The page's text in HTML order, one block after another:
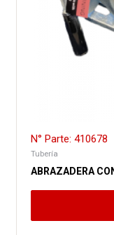
N° Parte: 410678
Tubería
ABRAZADERA